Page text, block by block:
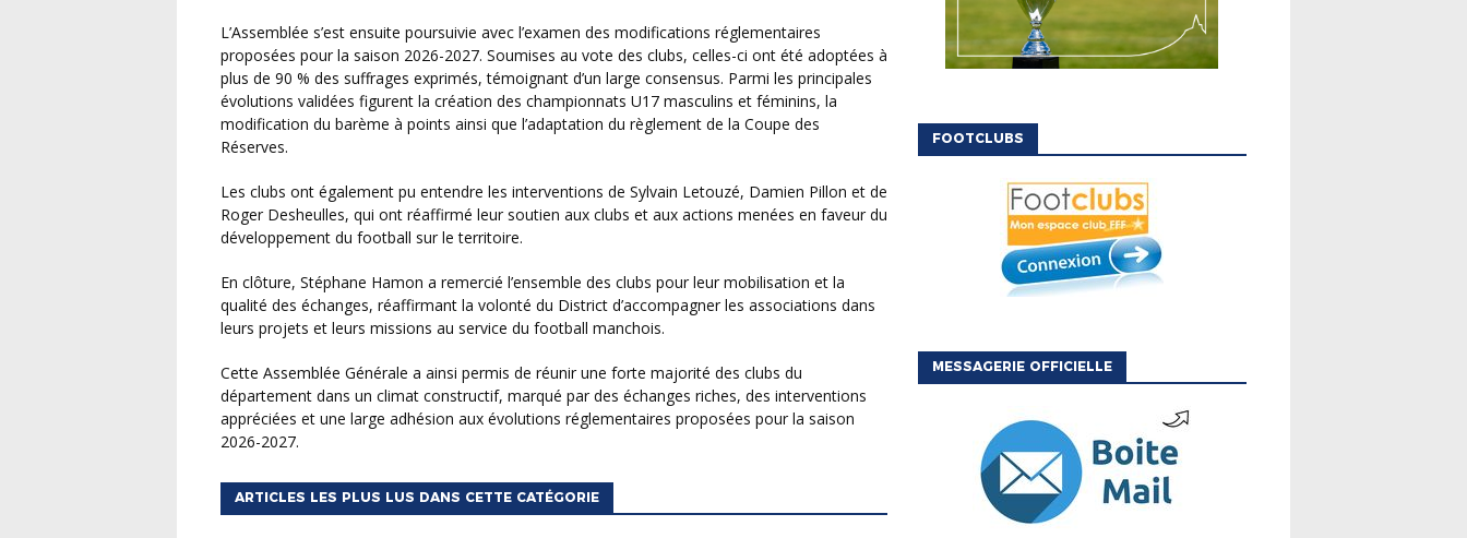
L’Assemblée s’est ensuite poursuivie avec l’examen des modifications réglementaires
proposées pour la saison 2026-2027. Soumises au vote des clubs, celles-ci ont été adoptées à
plus de 90 % des suffrages exprimés, témoignant d’un large consensus. Parmi les principales
évolutions validées figurent la création des championnats U17 masculins et féminins, la
modification du barème à points ainsi que l’adaptation du règlement de la Coupe des
Réserves.
Les clubs ont également pu entendre les interventions de Sylvain Letouzé, Damien Pillon et de
Roger Desheulles, qui ont réaffirmé leur soutien aux clubs et aux actions menées en faveur du
développement du football sur le territoire.
En clôture, Stéphane Hamon a remercié l’ensemble des clubs pour leur mobilisation et la
qualité des échanges, réaffirmant la volonté du District d’accompagner les associations dans
leurs projets et leurs missions au service du football manchois.
Cette Assemblée Générale a ainsi permis de réunir une forte majorité des clubs du
département dans un climat constructif, marqué par des échanges riches, des interventions
appréciées et une large adhésion aux évolutions réglementaires proposées pour la saison
2026-2027.
ARTICLES LES PLUS LUS DANS CETTE CATÉGORIE
FOOTCLUBS
MESSAGERIE OFFICIELLE